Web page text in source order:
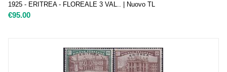
1925 - ERITREA - FLOREALE 3 VAL.. | Nuovo TL
€95.00